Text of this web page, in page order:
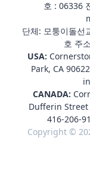
호 : 06336
단체: 모퉁이돌선
호 주
USA:
Park, CA
CANADA:
Dufferin Street
416-206-
Copyright ©